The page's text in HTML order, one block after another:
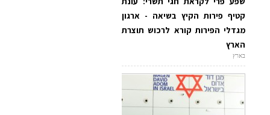
קטיף פירות הקיץ בשיאה - ארגון
מגדלי הפירות קורא לרכוש תוצרת
הארץ
בארץ